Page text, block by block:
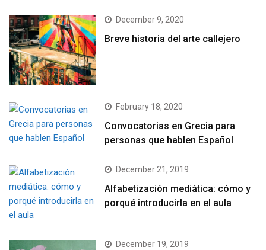
December 9, 2020
Breve historia del arte callejero
February 18, 2020
Convocatorias en Grecia para
personas que hablen Español
December 21, 2019
Alfabetización mediática: cómo y
porqué introducirla en el aula
December 19, 2019